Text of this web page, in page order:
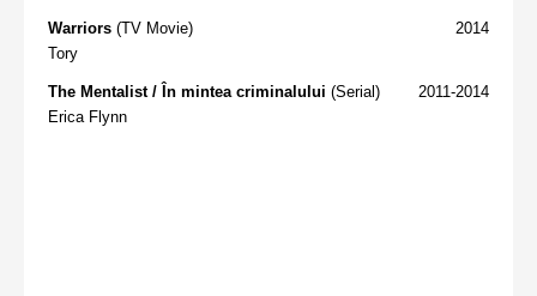
2014
Warriors (TV Movie)
Tory
2011-2014
The Mentalist / În mintea criminalului (Serial)
Erica Flynn